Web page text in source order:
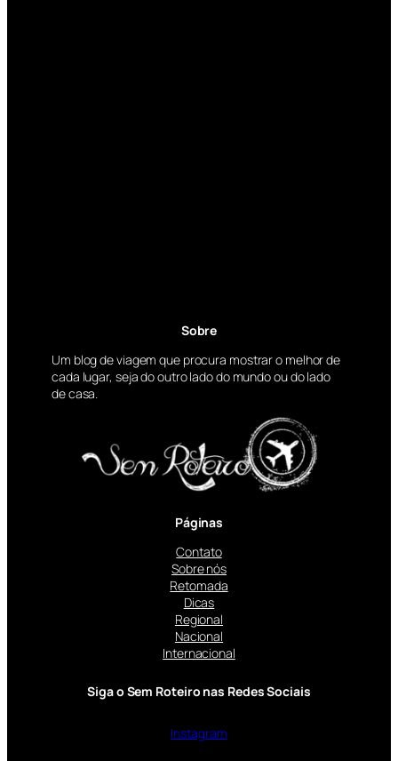
Sobre
Um blog de viagem que procura mostrar o melhor de
cada lugar, seja do outro lado do mundo ou do lado
de casa.
Páginas
Contato
Sobre nós
Retomada
Dicas
Regional
Nacional
Internacional
Siga o Sem Roteiro nas Redes Sociais
Instagram